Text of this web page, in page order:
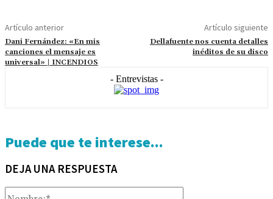
Artículo anterior
Dani Fernández: «En mis
canciones el mensaje es
universal» | INCENDIOS
Artículo siguiente
Dellafuente nos cuenta detalles
inéditos de su disco
- Entrevistas -
Puede que te interese...
DEJA UNA RESPUESTA